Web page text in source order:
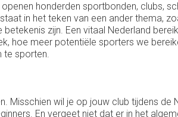
honderden sportbonden, clubs,
in het teken van een ander thema,
zijn. Een vitaal Nederland
hoe meer potentiële sporters we
te sporten.
Misschien wil je op jouw club tijdens
En vergeet niet dat er in het